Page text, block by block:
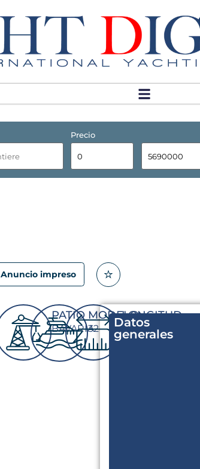
Precio
Anuncio impreso
PATIO
BAVARIA
MODELO
32
LONGITUD
9.85 m
Datos
generales